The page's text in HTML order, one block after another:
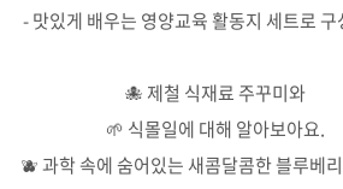
- 맛있게 배우는 영양교육 활동지 세트로
🐙 제철 식재료 주꾸미와
🌱 식몰일에 대해 알아보아요.
🫐 과학 속에 숨어있는 새콤달콤한 블루베